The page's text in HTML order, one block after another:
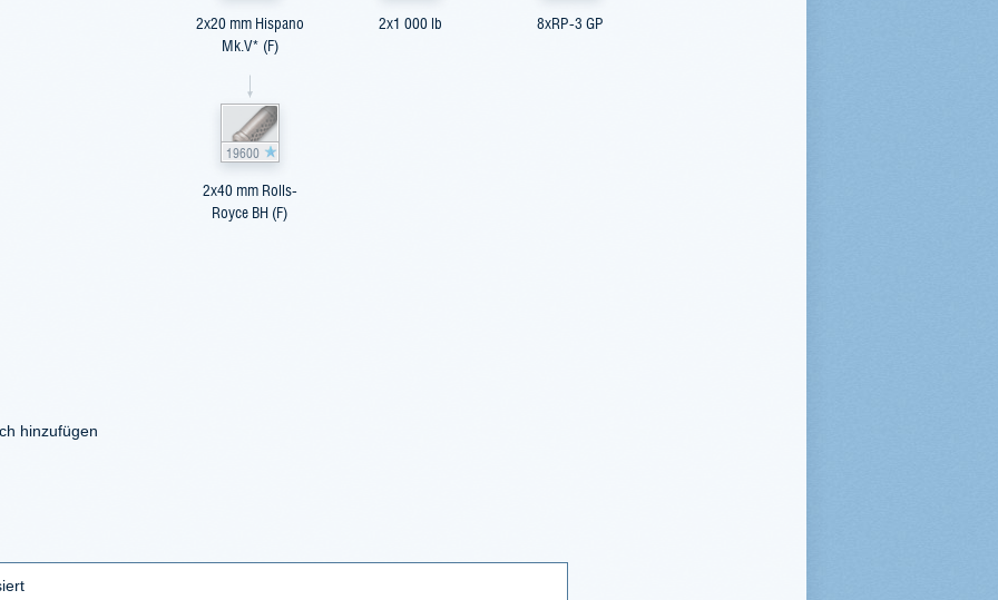
2x20 mm Hispano
Mk.V* (F)
19600
2x40 mm Rolls-
Royce BH (F)
2x1 000 lb 8xRP-3 GP
hinzufügen